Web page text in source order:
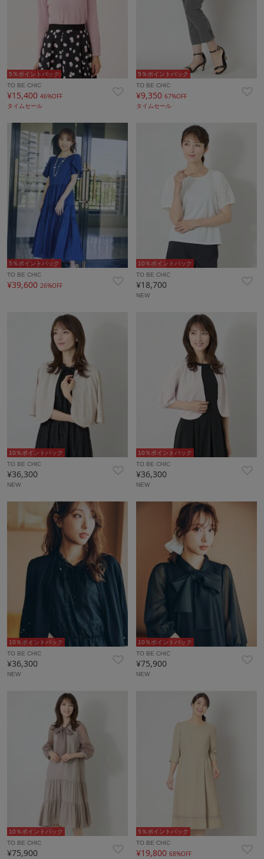
5％ポイントバック
TO BE CHIC
¥15,400 46%OFF
タイムセール
5％ポイントバック
TO BE CHIC
¥9,35067%OFF
タイムセール
5％ポイントバック
TO BE CHIC
¥39,600 26%OFF
10％ポイントバック
TO BE CHIC
¥18,700
NEW
10％ポイントバック
TO BE CHIC
¥36,300
NEW
10％ポイントバック
TO BE CHIC
¥36,300
NEW
10％ポイントバック
TO BE CHIC
¥36,300
NEW
10％ポイントバック
TO BE CHIC
¥75,900
NEW
10％ポイントバック
TO BE CHIC
¥75,900
5％ポイントバック
TO BE CHIC
¥19,80068%OFF